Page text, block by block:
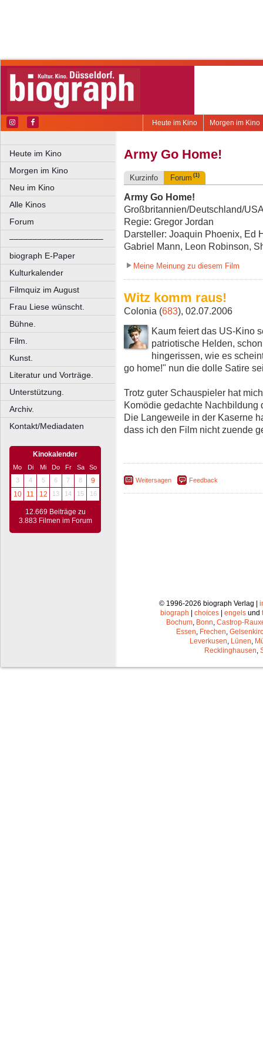
Morgen im Kino
Heute im Kino
Heute im Kino
Morgen im Kino
Neu im Kino
Alle Kinos
Forum
––––––––––––––––––––
biograph E-Paper
Kulturkalender
Filmquiz im August
Frau Liese wünscht.
Bühne.
Film.
Kunst.
Literatur und Vorträge.
Unterstützung.
Archiv.
Kontakt/Mediadaten
Kinokalender
Mo Di Mi Do Fr Sa
So
3
4 5 6 7 8
9
10
11 12 13 14 15 16
12.669 Beiträge zu
3.883 Filmen im Forum
Army Go Home!
Kurzinfo Forum (1)
Army Go Home!
Großbritannien/Deutschland/
Regie: Gregor Jordan
Darsteller: Joaquin Phoenix, Ed
Gabriel Mann, Leon Robinson,
Meine Meinung zu diesem Film
Witz komm raus!
Colonia (683), 02.07.2006
Kaum feiert das US-Kino
patriotische Helden,
hingerissen, wie es
go home!" nun die dolle Satire
Trotz guter Schauspieler hat
Komödie gedachte Nachbildung
Die Langeweile in der Kaserne
dass ich den Film nicht zuende
Weitersagen Feedback
© 1996-2026 biograph Verlag |
biograph
choices engels und
Bochum, Bonn, Castrop-
Essen, Frechen,
Leverkusen, Lünen,
Recklinghausen,